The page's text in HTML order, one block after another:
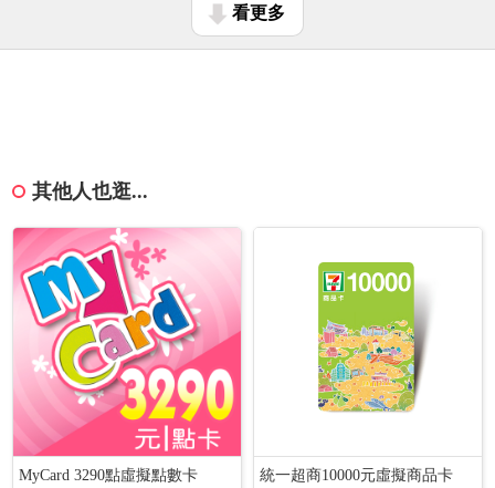
看更多
其他人也逛...
MyCard 3290點虛擬點數卡 統一超商10000元虛擬商品卡